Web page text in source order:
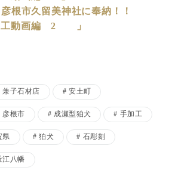
根市久留美神社に奉納！！
動画編 2 」
兼子石材店 安土町
彦根市 成瀬型狛犬 手加工
県 狛犬 石彫刻
江八幡